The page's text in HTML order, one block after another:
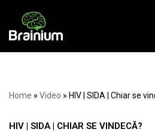
Skip
Home » Video » HIV | SIDA | Chiar se
HIV | SIDA | CHIAR SE VINDECĂ?